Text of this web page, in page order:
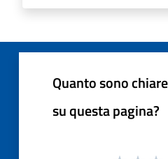
Quanto sono
su questa pagina?